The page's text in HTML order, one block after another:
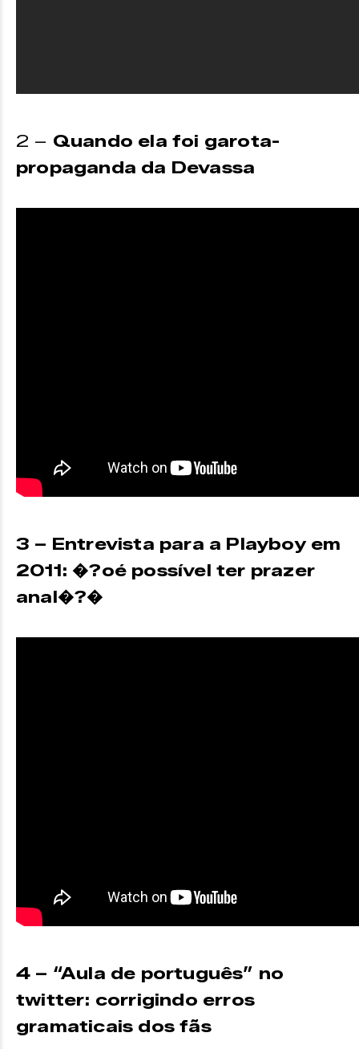
2 – Quando ela foi garota-
propaganda da Devassa
3 – Entrevista para a Playboy em
2011: �?oé possível ter prazer
anal�?�
4 – “Aula de português” no
twitter: corrigindo erros
gramaticais dos fãs